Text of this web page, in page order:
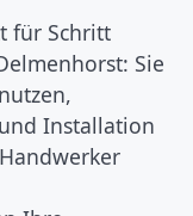
für Schritt
Sie
Installation